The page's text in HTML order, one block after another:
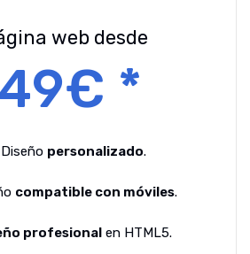
web desde
*
Diseño personalizado.
compatible con móviles.
profesional en HTML5.